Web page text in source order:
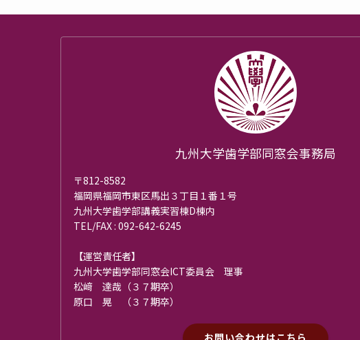
九州大学歯学部同窓会事務局
〒812-8582
福岡県福岡市東区馬出３丁目１番１号
九州大学歯学部講義実習棟D棟内
TEL/FAX : 092-642-6245
【運営責任者】
九州大学歯学部同窓会ICT委員会 理事
松﨑 達哉（３７期卒）
原口 晃 （３７期卒）